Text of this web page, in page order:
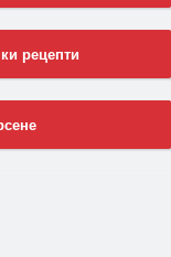
рецепти